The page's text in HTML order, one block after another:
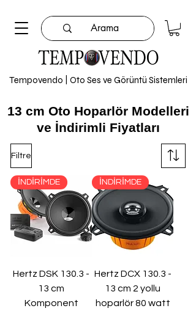
Tempovendo | Oto Ses ve Görüntü Sistemleri
13 cm Oto Hoparlör Modelleri
ve İndirimli Fiyatları
Filtre
İNDİRİMDE
Hertz DSK 130.3 -
13 cm
Komponent
İNDİRİMDE
Hertz DCX 130.3 -
13 cm 2 yollu
hoparlör 80 watt